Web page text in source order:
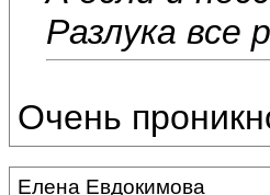
Разлука все
Очень
Елена Евдокимова